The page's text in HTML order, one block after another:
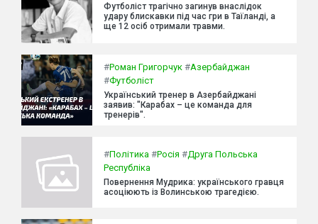
Футболіст трагічно загинув внаслідок
удару блискавки під час гри в Таїланді, а
ще 12 осіб отримали травми.
#Роман Григорчук #Азербайджан
#Футболіст
Український тренер в Азербайджані
заявив: "Карабах – це команда для
тренерів".
#Політика #Росія #Друга Польська
Республіка
Повернення Мудрика: українського гравця
асоціюють із Волинською трагедією.